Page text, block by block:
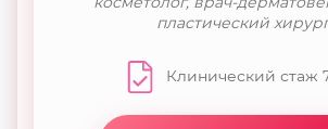
пластический
Клинический стаж